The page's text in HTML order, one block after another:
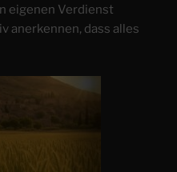
eigenen Verdienst
anerkennen, dass alles